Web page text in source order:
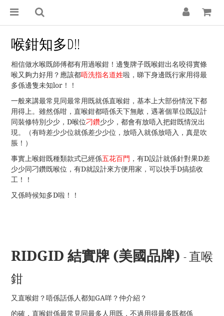
喉鉗知多D!!
相信做水喉既師傅都有用過喉鉗！邊隻牌子既喉鉗出名咬得實條
喉又夠力好用？應該都唔洗指名道姓啦，睇下身邊既行家用得最
多係邊隻未知lor！！
一般來講最常見同最常用既就係直喉鉗，基本上大部份情況下都
用得上。雖然係咁，直喉鉗都唔係天下無敵，遇著個單位既設計
同裝修特別少少，D喉位刁鑽少少，都會有放唔入把鉗既情況出
現。（有時差少少位就係差少少位，放唔入就係放唔入，真是吹
脹！）
事實上喉鉗既種類款式已經係五花百門 ，有D設計就係針對果D差
少少同刁鑽既喉位，有D就設計來方便用家，可以快手D搞掂收
工！！
又係時候知多D啦！！
RIDGID 結實牌 (美國品牌) - 直喉
鉗
又直喉鉗？唔係話係人都知GA咩？仲介紹？
的確，直喉鉗係最常見同最多人用既，不過用得最多既都係